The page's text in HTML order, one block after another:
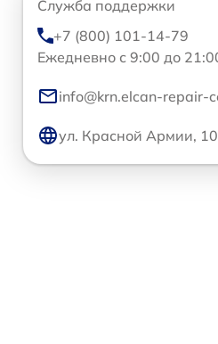
Служба поддержки
+7 (800) 101-14-79
Ежедневно с 9:00 до
info@krn.elcan-repair-
ул. Красной Армии, 10